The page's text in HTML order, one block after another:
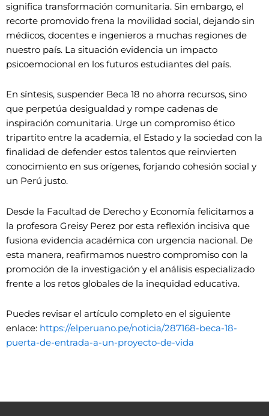
significa transformación comunitaria. Sin embargo, el
recorte promovido frena la movilidad social, dejando sin
médicos, docentes e ingenieros a muchas regiones de
nuestro país. La situación evidencia un impacto
psicoemocional en los futuros estudiantes del país.
En síntesis, suspender Beca 18 no ahorra recursos, sino
que perpetúa desigualdad y rompe cadenas de
inspiración comunitaria. Urge un compromiso ético
tripartito entre la academia, el Estado y la sociedad con la
finalidad de defender estos talentos que reinvierten
conocimiento en sus orígenes, forjando cohesión social y
un Perú justo.
Desde la Facultad de Derecho y Economía felicitamos a
la profesora Greisy Perez por esta reflexión incisiva que
fusiona evidencia académica con urgencia nacional. De
esta manera, reafirmamos nuestro compromiso con la
promoción de la investigación y el análisis especializado
frente a los retos globales de la inequidad educativa.
Puedes revisar el artículo completo en el siguiente
enlace: https://elperuano.pe/noticia/287168-beca-18-
puerta-de-entrada-a-un-proyecto-de-vida